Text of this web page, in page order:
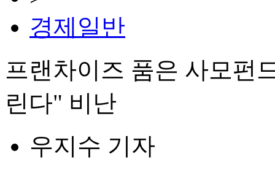
경제일반
프랜차이즈 품은 사모펀
린다" 비난
우지수 기자